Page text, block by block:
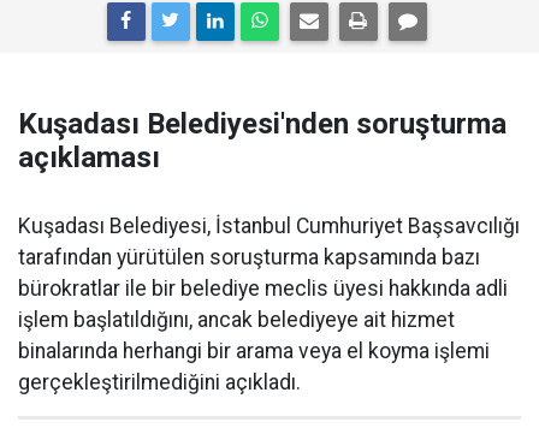
Kuşadası Belediyesi'nden soruşturma
açıklaması
Kuşadası Belediyesi, İstanbul Cumhuriyet Başsavcılığı
tarafından yürütülen soruşturma kapsamında bazı
bürokratlar ile bir belediye meclis üyesi hakkında adli
işlem başlatıldığını, ancak belediyeye ait hizmet
binalarında herhangi bir arama veya el koyma işlemi
gerçekleştirilmediğini açıkladı.